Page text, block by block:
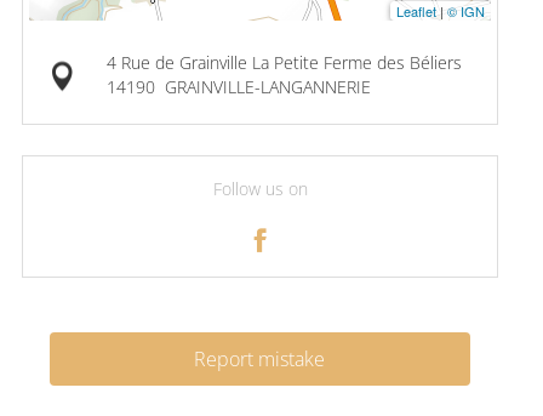
Leaflet| © IGN
4 Rue de Grainville La Petite Ferme des Béliers
14190 GRAINVILLE-LANGANNERIE
Follow us on
Report mistake